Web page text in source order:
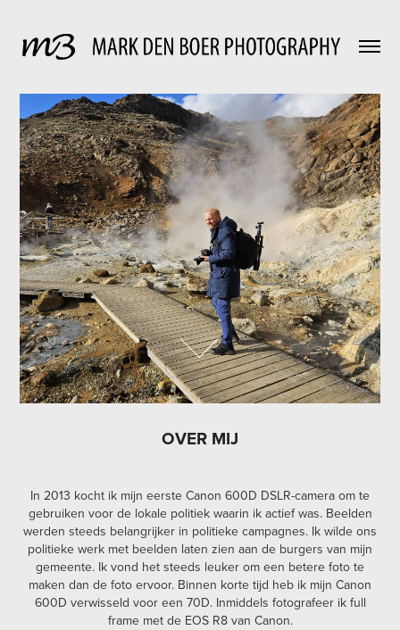
OVER MIJ
In 2013 kocht ik mijn eerste Canon 600D DSLR-camera om te
gebruiken voor de lokale politiek waarin ik actief was. Beelden
werden steeds belangrijker in politieke campagnes. Ik wilde ons
politieke werk met beelden laten zien aan de burgers van mijn
gemeente. Ik vond het steeds leuker om een betere foto te
maken dan de foto ervoor. Binnen korte tijd heb ik mijn Canon
600D verwisseld voor een 70D. Inmiddels fotografeer ik full
frame met de EOS R8 van Canon.